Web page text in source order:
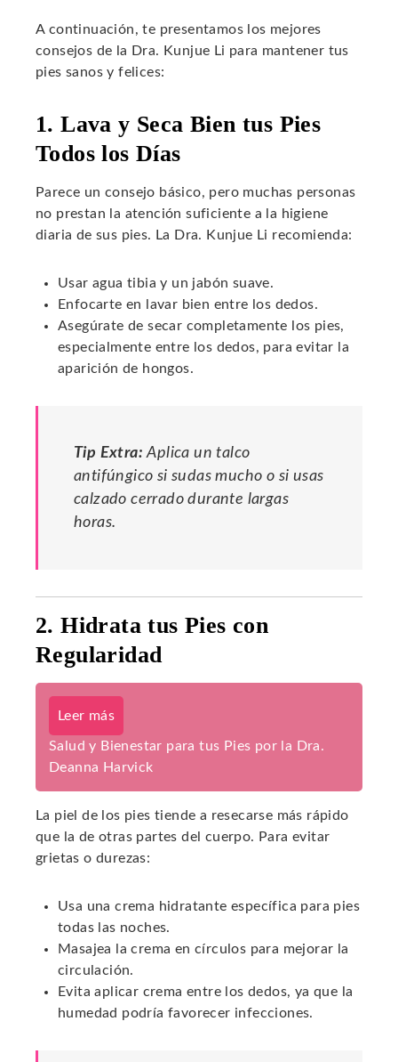
A continuación, te presentamos los mejores
consejos de la Dra. Kunjue Li para mantener tus
pies sanos y felices:
1. Lava y Seca Bien tus Pies
Todos los Días
Parece un consejo básico, pero muchas personas
no prestan la atención suficiente a la higiene
diaria de sus pies. La Dra. Kunjue Li recomienda:
Usar agua tibia y un jabón suave.
Enfocarte en lavar bien entre los dedos.
Asegúrate de secar completamente los pies,
especialmente entre los dedos, para evitar la
aparición de hongos.
Tip Extra: Aplica un talco
antifúngico si sudas mucho o si usas
calzado cerrado durante largas
horas.
2. Hidrata tus Pies con
Regularidad
Leer más
Salud y Bienestar para tus Pies por la Dra.
Deanna Harvick
La piel de los pies tiende a resecarse más rápido
que la de otras partes del cuerpo. Para evitar
grietas o durezas:
Usa una crema hidratante específica para pies
todas las noches.
Masajea la crema en círculos para mejorar la
circulación.
Evita aplicar crema entre los dedos, ya que la
humedad podría favorecer infecciones.